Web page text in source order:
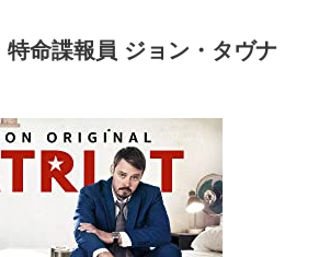
命諜報員 ジョン・タヴナ